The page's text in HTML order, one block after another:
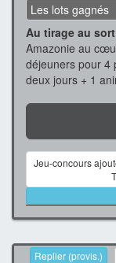
Les lots gagnés
Au tirage au
Amazonie au
déjeuners pour 4
deux jours + 1
Jeu-concours
Replier (provis.)